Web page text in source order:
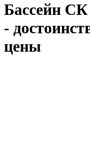
Бассейн
-
цены